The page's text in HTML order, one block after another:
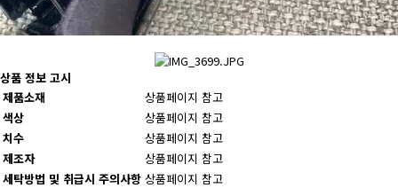
상품 정보 고시
제품소재
상품페이지 참고
색상
상품페이지 참고
치수
상품페이지 참고
제조자
상품페이지 참고
세탁방법 및 취급시 주의사항 상품페이지 참고